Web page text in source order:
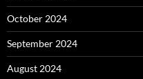
October 2024
September 2024
August 2024